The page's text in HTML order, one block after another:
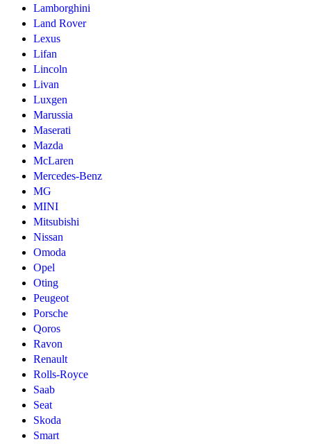
Lamborghini
Land Rover
Lexus
Lifan
Lincoln
Livan
Luxgen
Marussia
Maserati
Mazda
McLaren
Mercedes-Benz
MG
MINI
Mitsubishi
Nissan
Omoda
Opel
Oting
Peugeot
Porsche
Qoros
Ravon
Renault
Rolls-Royce
Saab
Seat
Skoda
Smart